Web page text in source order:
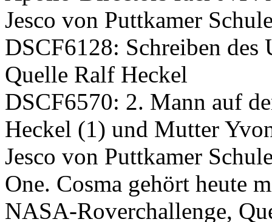
Jesco von Puttkamer
DSCF6128: Schreiben des
Quelle Ralf Heckel
DSCF6570: 2. Mann auf
Heckel (1) und Mutter
Jesco von Puttkamer
One. Cosma gehört heute
NASA-Roverchallenge,